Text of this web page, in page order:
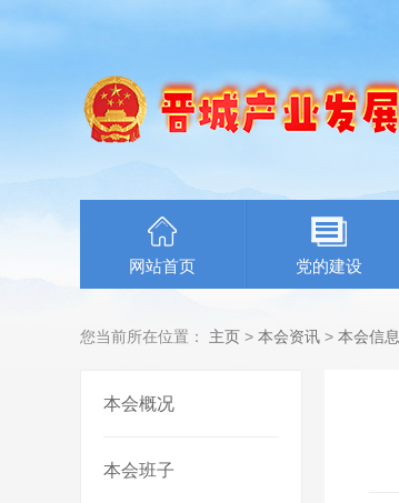
网站首页 党的建设
您当前所在位置： 主页 > 本会资讯 > 本会信息
本会概况
本会班子